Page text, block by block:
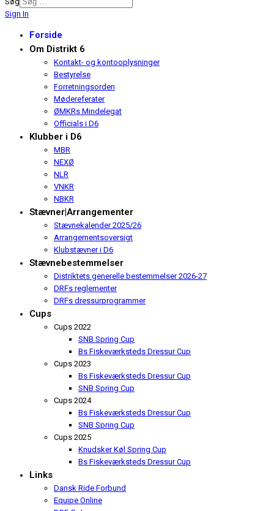
Sign In
Forside
Om Distrikt 6
Kontakt- og kontooplysninger
Bestyrelse
Forretningsorden
Mødereferater
ØMKRs Mindelegat
Officials i D6
Klubber i D6
MBR
NEXØ
NLR
VNKR
NBKR
Stævner|Arrangementer
Stævnekalender 2025/26
Arrangementsoversigt
Klubstævner i D6
Stævnebestemmelser
Distriktets generelle bestemmelser 2026-27
DRFs reglementer
DRFs dressurprogrammer
Cups
Cups 2022
SNB Spring Cup
Bs Fiskeværksteds Dressur Cup
Cups 2023
Bs Fiskeværksteds Dressur Cup
SNB Spring Cup
Cups 2024
Bs Fiskeværksteds Dressur Cup
SNB Spring Cup
Cups 2025
Knudsker Køl Spring Cup
Bs Fiskeværksteds Dressur Cup
Links
Dansk Ride Forbund
Equipe Online